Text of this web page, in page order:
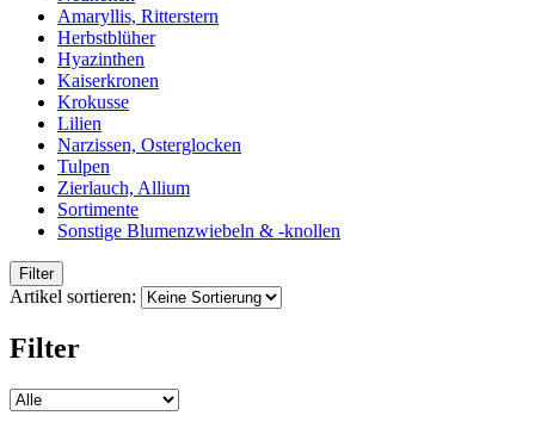
Amaryllis, Ritterstern
Herbstblüher
Hyazinthen
Kaiserkronen
Krokusse
Lilien
Narzissen, Osterglocken
Tulpen
Zierlauch, Allium
Sortimente
Sonstige Blumenzwiebeln & -knollen
Filter
Artikel sortieren:
Filter